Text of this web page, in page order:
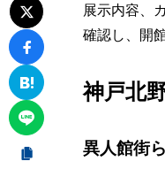
展示内容、
確認し、開
神戸北
異人館街